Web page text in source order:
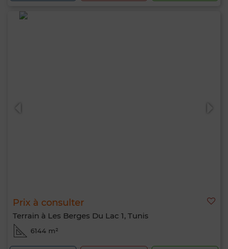
Prix à consulter
Terrain à Les Berges Du Lac 1, Tunis
6144 m²